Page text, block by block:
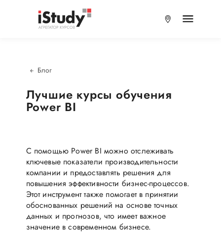
Блог
Лучшие курсы обучения
Power BI
С помощью Power BI можно отслеживать
ключевые показатели производительности
компании и предоставлять решения для
повышения эффективности бизнес-процессов.
Этот инструмент также помогает в принятии
обоснованных решений на основе точных
данных и прогнозов, что имеет важное
значение в современном бизнесе.